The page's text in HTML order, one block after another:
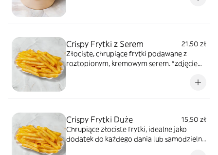
Crispy Frytki z Serem
21,50 zł
Złociste, chrupiące frytki podawane z
roztopionym, kremowym serem. *zdjęcie
Crispy Frytki Duże
15,50 zł
Chrupiące złociste frytki, idealne jako
dodatek do każdego dania lub samodzielna